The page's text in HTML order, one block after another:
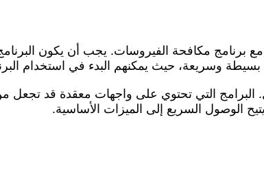
برنامج مكافحة الفيروسات. يجب أن يكون
بسيطة وسريعة، حيث يمكنهم البدء في استخدام
التي تحتوي على واجهات معقدة قد تجعل
الوصول السريع إلى الميزات الأساسية.